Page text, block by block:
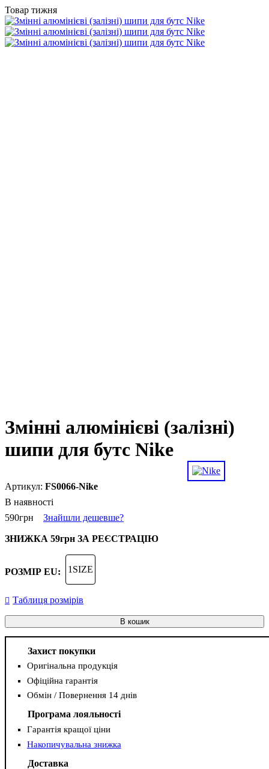
Товар тижня
Змінні алюмінієві (залізні)
шипи для бутс Nike
FS0066-Nike
В наявності
590грн Знайшли дешевше?
ЗНИЖКА 59грн ЗА РЕЄСТРАЦІЮ
РОЗМІР EU: 1SIZE
Таблиця розмірів
В кошик
Захист покупки
Оригінальна продукція
Офіційна гарантія
Обмін / Повернення 14 днів
Програма лояльності
Гарантія кращої ціни
Накопичувальна знижка
Доставка